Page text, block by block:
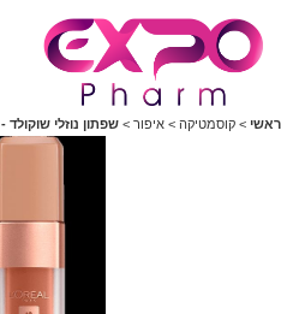
ראשי > קוסמטיקה > איפור > שפתון נוזלי שוקולד - Les Chocolats